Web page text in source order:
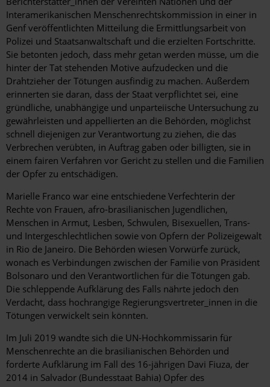
Interamerikanischen Menschenrechtskommission in einer in
Genf veröffentlichten Mitteilung die Ermittlungsarbeit von
Polizei und Staatsanwaltschaft und die erzielten Fortschritte.
Sie betonten jedoch, dass mehr getan werden müsse, um die
hinter der Tat stehenden Motive aufzudecken und die
Drahtzieher der Tötungen ausfindig zu machen. Außerdem
erinnerten sie daran, dass der Staat verpflichtet sei, eine
gründliche, unabhängige und unparteiische Untersuchung zu
gewährleisten und appellierten an die Behörden, möglichst
schnell diejenigen zur Verantwortung zu ziehen, die das
Verbrechen verübten, in Auftrag gaben oder billigten, sie in
einem fairen Verfahren vor Gericht zu stellen und die Familien
der Opfer zu entschädigen.
Marielle Franco war eine entschiedene Verfechterin der
Rechte von Frauen, afro-brasilianischen Jugendlichen,
Menschen in Armut, Lesben, Schwulen, Bisexuellen, Trans-
und Intergeschlechtlichen sowie von Opfern der Polizeigewalt
in Rio de Janeiro. Die Behörden wiesen Vorwürfe zurück,
wonach es Verbindungen zwischen der Familie von Präsident
Bolsonaro und den Verantwortlichen für die Tötungen gab.
Die schleppende Aufklärung des Falls nährte jedoch den
Verdacht, dass hochrangige Regierungsvertreter_innen in die
Tötungen verwickelt sein könnten.
Im Juli 2019 wandte sich die UN-Hochkommissarin für
Menschenrechte an die brasilianischen Behörden und
forderte Aufklärung im Fall des 16-jährigen Davi Fiuza, der
2014 in Salvador (Bundesstaat Bahia) Opfer des